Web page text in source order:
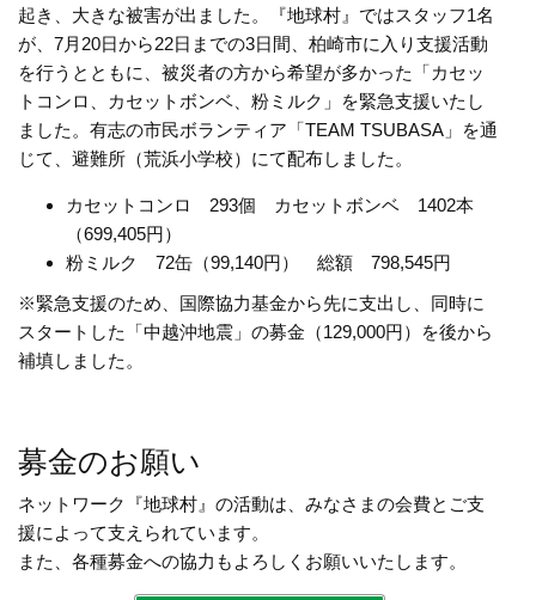
起き、大きな被害が出ました。『地球村』ではスタッフ1名
が、7月20日から22日までの3日間、柏崎市に入り支援活動
を行うとともに、被災者の方から希望が多かった「カセッ
トコンロ、カセットボンベ、粉ミルク」を緊急支援いたし
ました。有志の市民ボランティア「TEAM TSUBASA」を通
じて、避難所（荒浜小学校）にて配布しました。
カセットコンロ 293個 カセットボンベ 1402本
（699,405円）
粉ミルク 72缶（99,140円） 総額 798,545円
※緊急支援のため、国際協力基金から先に支出し、同時に
スタートした「中越沖地震」の募金（129,000円）を後から
補填しました。
募金のお願い
ネットワーク『地球村』の活動は、みなさまの会費とご支
援によって支えられています。
また、各種募金への協力もよろしくお願いいたします。